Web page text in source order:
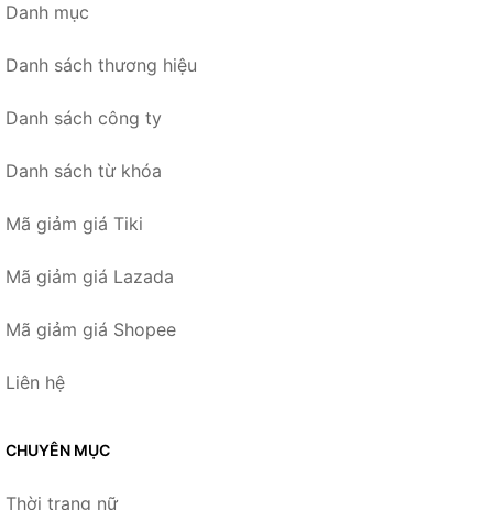
Danh mục
Danh sách thương hiệu
Danh sách công ty
Danh sách từ khóa
Mã giảm giá Tiki
Mã giảm giá Lazada
Mã giảm giá Shopee
Liên hệ
CHUYÊN MỤC
Thời trang nữ